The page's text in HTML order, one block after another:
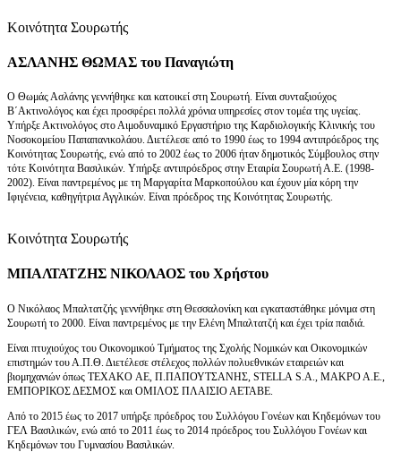
Κοινότητα Σουρωτής
ΑΣΛΑΝΗΣ ΘΩΜΑΣ του Παναγιώτη
Ο Θωμάς Ασλάνης γεννήθηκε και κατοικεί στη Σουρωτή. Είναι συνταξιούχος
Β΄Ακτινολόγος και έχει προσφέρει πολλά χρόνια υπηρεσίες στον τομέα της υγείας.
Υπήρξε Ακτινολόγος στο Αιμοδυναμικό Εργαστήριο της Καρδιολογικής Κλινικής του
Νοσοκομείου Παπαπανικολάου. Διετέλεσε από το 1990 έως το 1994 αντιπρόεδρος της
Κοινότητας Σουρωτής, ενώ από το 2002 έως το 2006 ήταν δημοτικός Σύμβουλος στην
τότε Κοινότητα Βασιλικών. Υπήρξε αντιπρόεδρος στην Εταιρία Σουρωτή Α.Ε. (1998-
2002). Είναι παντρεμένος με τη Μαργαρίτα Μαρκοπούλου και έχουν μία κόρη την
Ιφιγένεια, καθηγήτρια Αγγλικών. Είναι πρόεδρος της Κοινότητας Σουρωτής.
Κοινότητα Σουρωτής
ΜΠΑΛΤΑΤΖΗΣ ΝΙΚΟΛΑΟΣ του Χρήστου
Ο Νικόλαος Μπαλτατζής γεννήθηκε στη Θεσσαλονίκη και εγκαταστάθηκε μόνιμα στη
Σουρωτή το 2000. Είναι παντρεμένος με την Ελένη Μπαλτατζή και έχει τρία παιδιά.
Είναι πτυχιούχος του Οικονομικού Τμήματος της Σχολής Νομικών και Οικονομικών
επιστημών του Α.Π.Θ. Διετέλεσε στέλεχος πολλών πολυεθνικών εταιρειών και
βιομηχανιών όπως TEXAKO AE, Π.ΠΑΠΟΥΤΣΑΝΗΣ, STELLA S.A., ΜΑΚΡΟ Α.Ε.,
ΕΜΠΟΡΙΚΟΣ ΔΕΣΜΟΣ και ΟΜΙΛΟΣ ΠΛΑΙΣΙΟ ΑΕΤΑΒΕ.
Από το 2015 έως το 2017 υπήρξε πρόεδρος του Συλλόγου Γονέων και Κηδεμόνων του
ΓΕΛ Βασιλικών, ενώ από το 2011 έως το 2014 πρόεδρος του Συλλόγου Γονέων και
Κηδεμόνων του Γυμνασίου Βασιλικών.